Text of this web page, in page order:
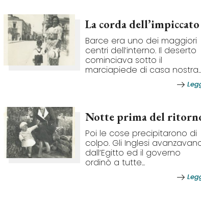
La corda dell’impiccato
Barce era uno dei maggiori
centri dell’interno. Il deserto
cominciava sotto il
marciapiede di casa
Notte prima del
Poi le cose precipitarono di
colpo. Gli Inglesi
dall’Egitto ed il governo
ordinò a tutte...